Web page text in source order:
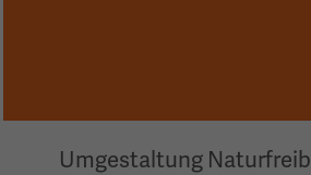
Umgestaltung